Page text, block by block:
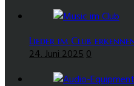
Lieder im Club
24. Juni 20250